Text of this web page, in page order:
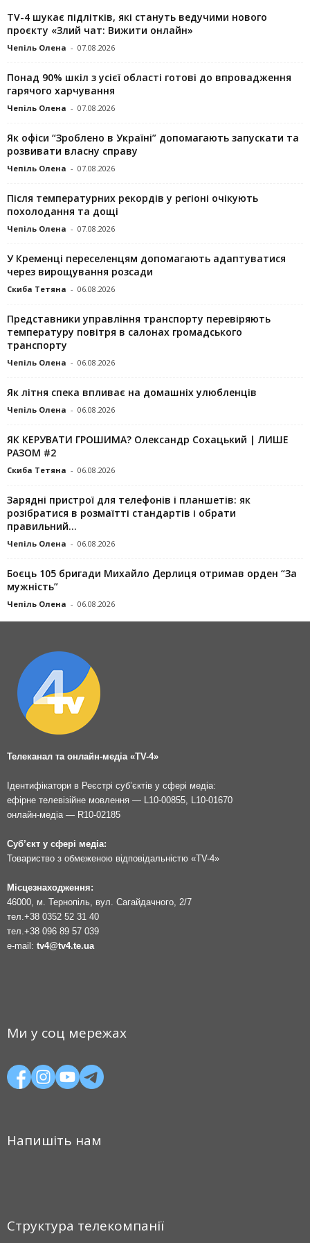
TV-4 шукає підлітків, які стануть ведучими нового
проєкту «Злий чат: Вижити онлайн»
Чепіль Олена - 07.08.2026
Понад 90% шкіл з усієї області готові до впровадження
гарячого харчування
Чепіль Олена - 07.08.2026
Як офіси “Зроблено в Україні” допомагають запускaти та
розвивати власну справу
Чепіль Олена - 07.08.2026
Після температурних рекордів у регіоні очікують
похолодання та дощі
Чепіль Олена - 07.08.2026
У Кременці переселенцям допомагають адаптуватися
через вирощування розсади
Скиба Тетяна - 06.08.2026
Представники управління транспорту перевіряють
температуру повітря в салонах громадського
транспорту
Чепіль Олена - 06.08.2026
Як літня спека впливає на домашніх улюбленців
Чепіль Олена - 06.08.2026
ЯК КЕРУВАТИ ГРОШИМА? Олександр Сохацький | ЛИШЕ
РАЗОМ #2
Скиба Тетяна - 06.08.2026
Зарядні пристрої для телефонів і планшетів: як
розібратися в розмаїтті стандартів і обрати
правильний...
Чепіль Олена - 06.08.2026
Боєць 105 бригади Михайло Дерлиця отримав орден “За
мужність”
Чепіль Олена - 06.08.2026
Телеканал та онлайн-медіа «TV-4»
Ідентифікатори в Реєстрі суб’єктів у сфері медіа:
ефірне телевізійне мовлення — L10-00855, L10-01670
онлайн-медіа — R10-02185
Суб’єкт у сфері медіа:
Товариство з обмеженою відповідальністю «TV-4»
Місцезнаходження:
46000, м. Тернопіль, вул. Сагайдачного, 2/7
тел.+38 0352 52 31 40
тел.+38 096 89 57 039
e-mail: tv4@tv4.te.ua
Ми у соц мережах
Напишіть нам
Структура телекомпанії